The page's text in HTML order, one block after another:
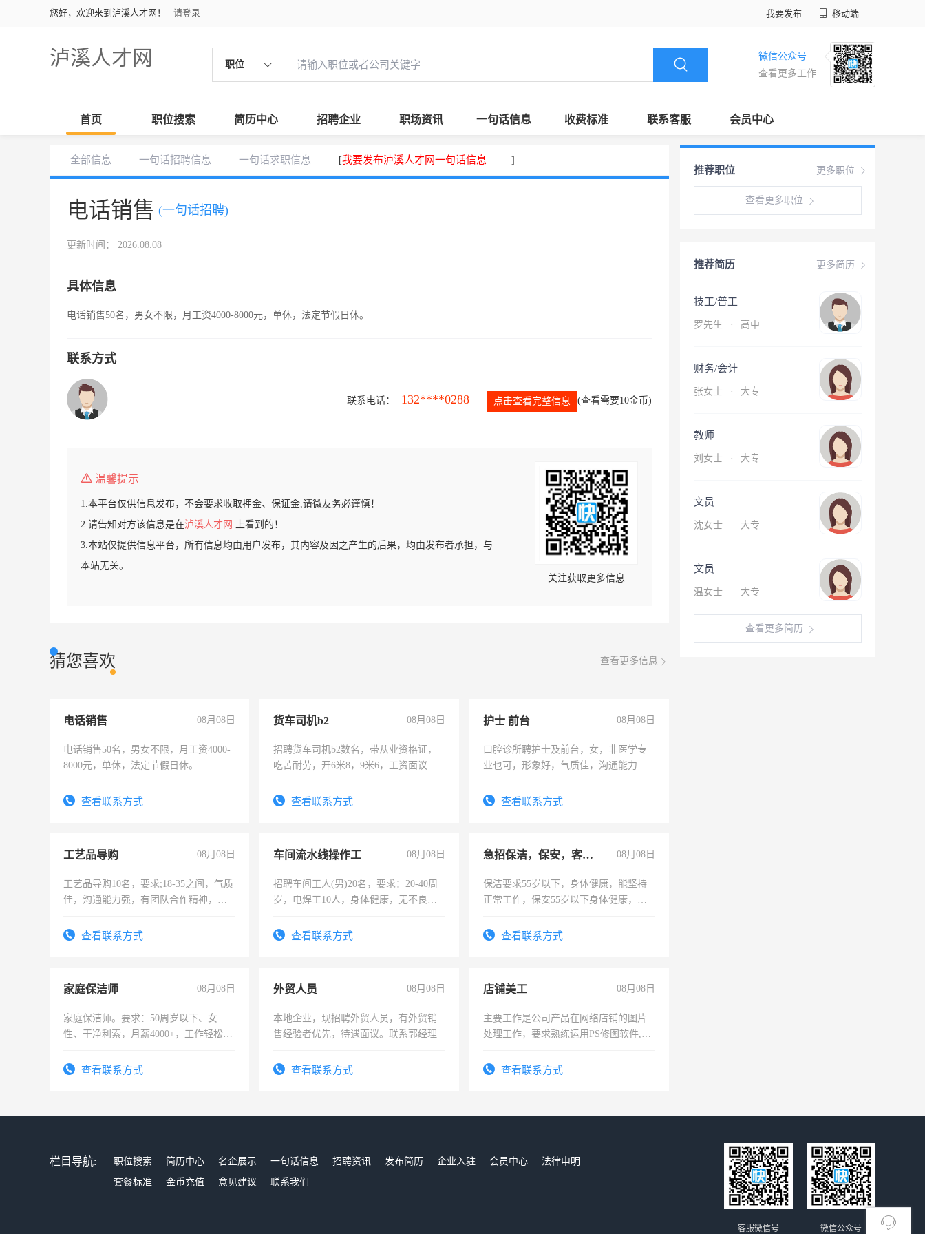
您好，欢迎来到泸溪人才网！ 请登录 我要发布 移动端
泸溪人才网 职位
微信公众号
查看更多工作
首页 职位搜索 简历中心 招聘企业 职场资讯 一句话信息 收费标准 联系客服 会员中心
全部信息 一句话招聘信息 一句话求职信息 [我要发布泸溪人才网一句话信息 ]
电话销售 (一句话招聘)
更新时间： 2026.08.08
具体信息
电话销售50名，男女不限，月工资4000-8000元，单休，法定节假日休。
联系方式
联系电话： 132****0288 点击查看完整信息 (查看需要10金币)
温馨提示
1.本平台仅供信息发布，不会要求收取押金、保证金,请微友务必谨慎！
2.请告知对方该信息是在泸溪人才网
上看到的！
3.本站仅提供信息平台，所有信息均由用户发布，其内容及因之产生的后果，均由发布者承担，与
本站无关。
关注获取更多信息
猜您喜欢 查看更多信息
电话销售 08月08日
电话销售50名，男女不限，月工资4000-
8000元，单休，法定节假日休。
查看联系方式
货车司机b2 08月08日
招聘货车司机b2数名，带从业资格证，
吃苦耐劳，开6米8，9米6，工资面议
查看联系方式
护士 前台 08月08日
口腔诊所聘护士及前台，女，非医学专
业也可，形象好，气质佳，沟通能力
查看联系方式
工艺品导购 08月08日
工艺品导购10名，要求;18-35之间，气质
佳，沟通能力强，有团队合作精神，有
查看联系方式
车间流水线操作工 08月08日
招聘车间工人(男)20名，要求：20-40周
岁，电焊工10人，身体健康，无不良嗜
宿，免费发放劳保用品，两班倒，每月
查看联系方式
急招保洁，保安，客服，工程 08月08日
保洁要求55岁以下，身体健康，能坚持
正常工作，保安55岁以下身体健康，有
录，客服要求45岁以下高中以上文化，
查看联系方式
家庭保洁师 08月08日
家庭保洁师。要求：50周岁以下、女
性、干净利索，月薪4000+，工作轻松，
太太等。查看联系方式
外贸人员 08月08日
本地企业，现招聘外贸人员，有外贸销
售经验者优先，待遇面议。联系郭经理
查看联系方式
店铺美工 08月08日
主要工作是公司产品在网络店铺的图片
处理工作，要求熟练运用PS修图软件,工
查看联系方式
更多职位
推荐职位
查看更多职位
更多简历
推荐简历
技工/普工
罗先生 · 高中
财务/会计
张女士 · 大专
教师
刘女士 · 大专
文员
沈女士 · 大专
文员
温女士 · 大专
查看更多简历
栏目导航: 职位搜索 简历中心 名企展示 一句话信息 招聘资讯 发布简历 企业入驻 会员中心
法律申明
套餐标准
金币充值 意见建议 联系我们
微信公众号
客服微信号